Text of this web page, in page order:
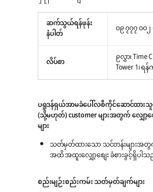
ဆက်သွယ်ရန်ဖုန်း
နံပါတ် ၀၉ ၇၇၇ ၀၀
လိပ်စာ ၉လွှာ၊ Time
Tower 1၊ ရ
ပရူဒန်ရှယ်အာမခံပေါ်လစီကိုင်ဆောင်ထားသူ
(သို့မဟုတ်) customer များအတွက် လျှော့ဈ
များ
သတ်မှတ်ထားသော သင်တန်းများအတွ
အထိ အထူးလျှော့စျေး ခံစားခွင့်ရှိပါ
စည်းမျဉ်းစည်းကမ်း သတ်မှတ်ချက်များ